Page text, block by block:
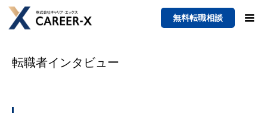
無料転職相談
転職者インタビュー